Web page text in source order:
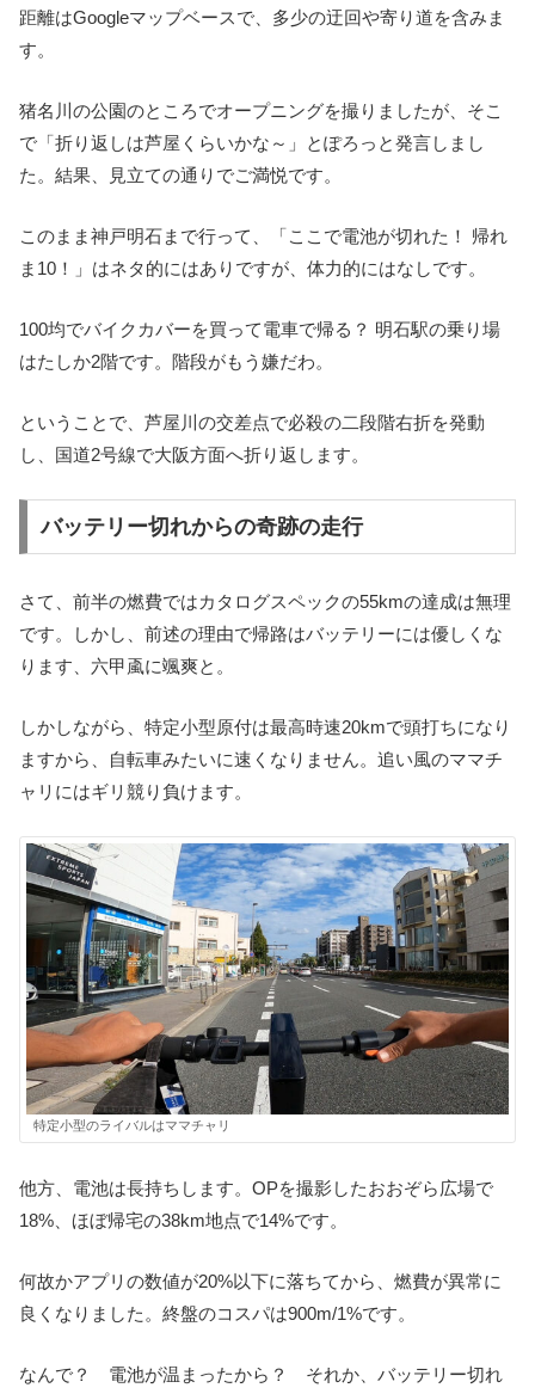
距離はGoogleマップベースで、多少の迂回や寄り道を含みま
す。
猪名川の公園のところでオープニングを撮りましたが、そこ
で「折り返しは芦屋くらいかな～」とぽろっと発言しまし
た。結果、見立ての通りでご満悦です。
このまま神戸明石まで行って、「ここで電池が切れた！ 帰れ
ま10！」はネタ的にはありですが、体力的にはなしです。
100均でバイクカバーを買って電車で帰る？ 明石駅の乗り場
はたしか2階です。階段がもう嫌だわ。
ということで、芦屋川の交差点で必殺の二段階右折を発動
し、国道2号線で大阪方面へ折り返します。
バッテリー切れからの奇跡の走行
さて、前半の燃費ではカタログスペックの55kmの達成は無理
です。しかし、前述の理由で帰路はバッテリーには優しくな
ります、六甲颪に颯爽と。
しかしながら、特定小型原付は最高時速20kmで頭打ちになり
ますから、自転車みたいに速くなりません。追い風のママチ
ャリにはギリ競り負けます。
特定小型のライバルはママチャリ
他方、電池は長持ちします。OPを撮影したおおぞら広場で
18%、ほぼ帰宅の38km地点で14%です。
何故かアプリの数値が20%以下に落ちてから、燃費が異常に
良くなりました。終盤のコスパは900m/1%です。
なんで？ 電池が温まったから？ それか、バッテリー切れ